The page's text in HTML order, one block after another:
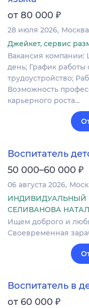
от 80 000 ₽
28 июля 2026 Москва
Джейкет, сервис
Вакансия
день; График работы
трудоустройство;
Возможность
карьерного роста…
Воспитатель
50 000–60 000 ₽
06 августа 2026
ИНДИВИДУАЛЬНЫЙ
СЕЛИВАНОВА
Ищем доброго и
Своевременная
Воспитатель в
от 60 000 ₽